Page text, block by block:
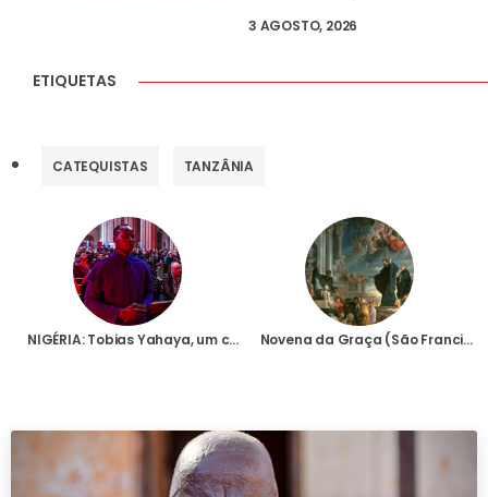
3 AGOSTO, 2026
ETIQUETAS
CATEQUISTAS TANZÂNIA
NIGÉRIA: Tobias Yahaya, um catequista que perdoou e abraçou em pleno Tribunal o homem que o tentou matar Novena da Graça (São Francisco Xavier)